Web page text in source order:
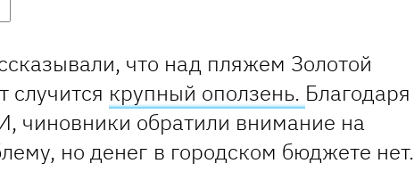
что над пляжем Золотой
случится крупный оползень. Благодаря
чиновники обратили внимание на
но денег в городском бюджете нет.